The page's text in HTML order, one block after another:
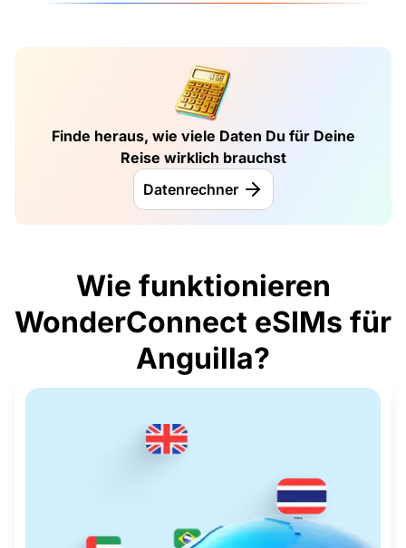
Finde heraus, wie viele Daten Du für Deine
Reise wirklich brauchst
Datenrechner
Wie funktionieren
WonderConnect eSIMs für
Anguilla?